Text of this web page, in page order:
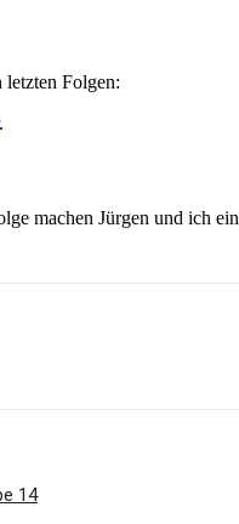
letzten Folgen:
.
machen Jürgen und ich
14